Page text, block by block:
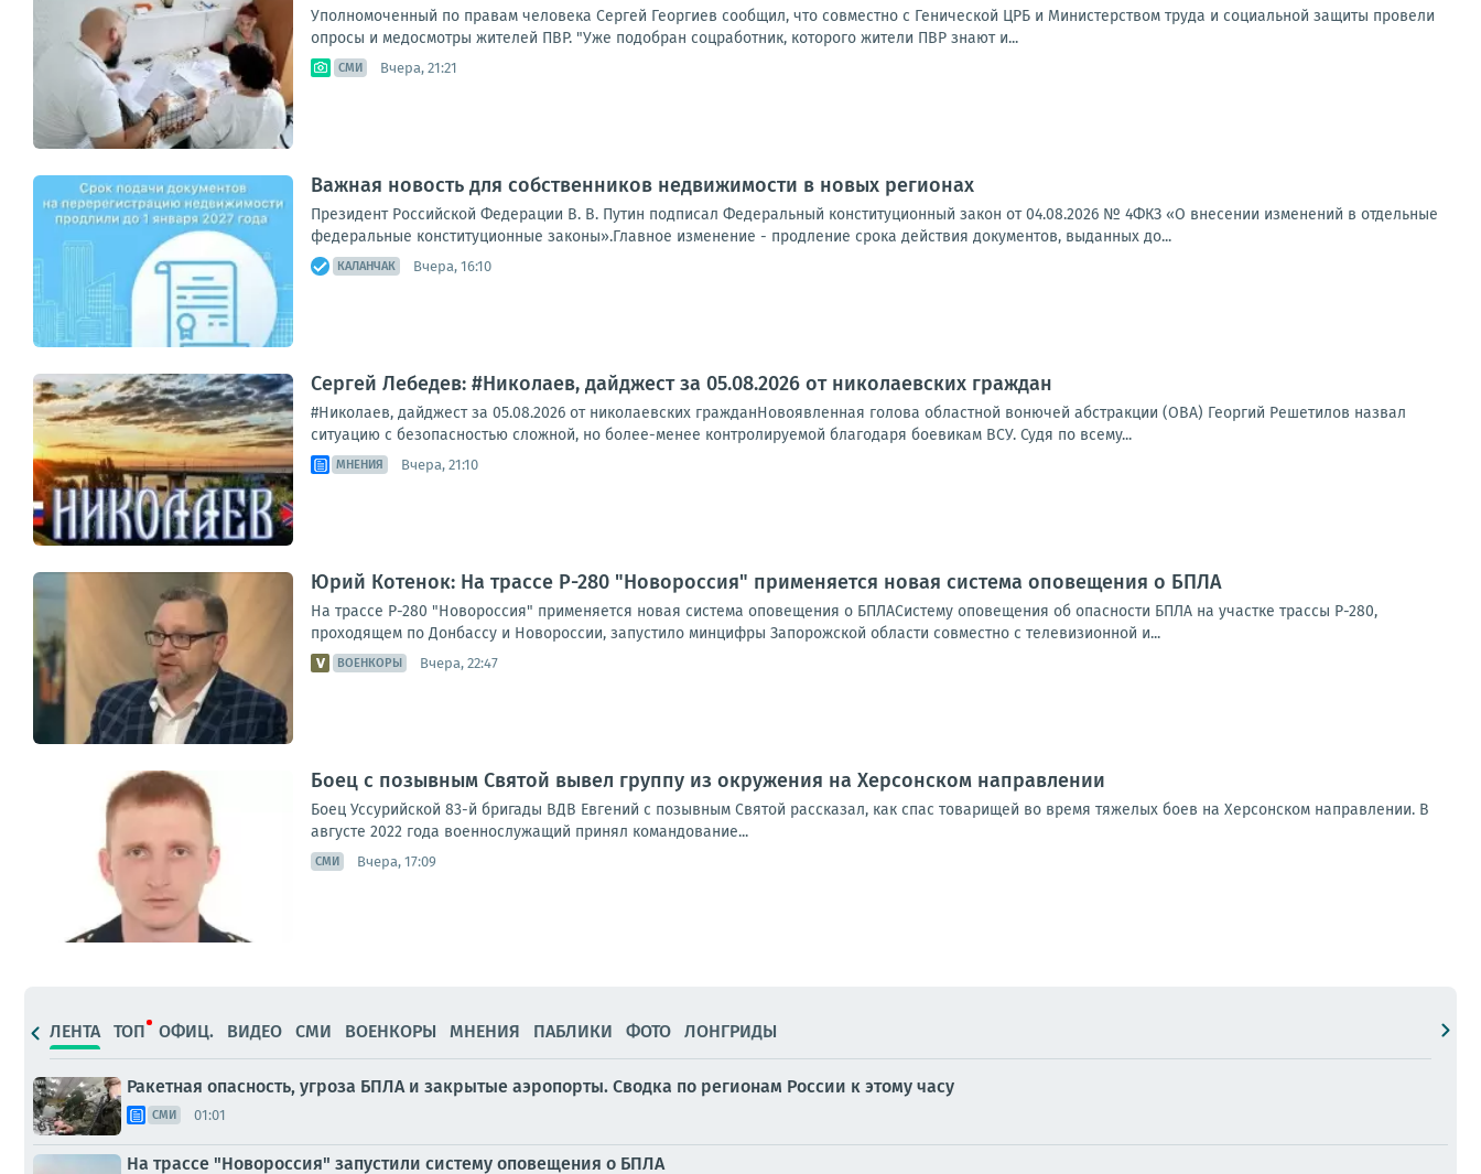
Уполномоченный по правам человека Сергей Георгиев сообщил, что совместно с Генической ЦРБ и Министерством труда и социальной защиты провели
опросы и медосмотры жителей ПВР. "Уже подобран соцработник, которого жители ПВР знают и...
СМИ Вчера, 21:21
Важная новость для собственников недвижимости в новых регионах
Президент Российской Федерации В. В. Путин подписал Федеральный конституционный закон от 04.08.2026 № 4ФКЗ «О внесении изменений в отдельные
федеральные конституционные законы».Главное изменение - продление срока действия документов, выданных до...
КАЛАНЧАК Вчера, 16:10
Сергей Лебедев: #Николаев, дайджест за 05.08.2026 от николаевских граждан
#Николаев, дайджест за 05.08.2026 от николаевских гражданНовоявленная голова областной вонючей абстракции (ОВА) Георгий Решетилов назвал
ситуацию с безопасностью сложной, но более-менее контролируемой благодаря боевикам ВСУ. Судя по всему...
МНЕНИЯ Вчера, 21:10
Юрий Котенок: На трассе Р-280 "Новороссия" применяется новая система оповещения о БПЛА
На трассе Р-280 "Новороссия" применяется новая система оповещения о БПЛАСистему оповещения об опасности БПЛА на участке трассы Р-280,
проходящем по Донбассу и Новороссии, запустило минцифры Запорожской области совместно с телевизионной и...
ВОЕНКОРЫ Вчера, 22:47
Боец с позывным Святой вывел группу из окружения на Херсонском направлении
Боец Уссурийской 83-й бригады ВДВ Евгений с позывным Святой рассказал, как спас товарищей во время тяжелых боев на Херсонском направлении. В
августе 2022 года военнослужащий принял командование...
СМИ Вчера, 17:09
ЛЕНТА ТОП ОФИЦ. ВИДЕО СМИ ВОЕНКОРЫ МНЕНИЯ ПАБЛИКИ ФОТО ЛОНГРИДЫ
Ракетная опасность, угроза БПЛА и закрытые аэропорты. Сводка по регионам России к этому часу
СМИ 01:01
На трассе "Новороссия" запустили систему оповещения о БПЛА